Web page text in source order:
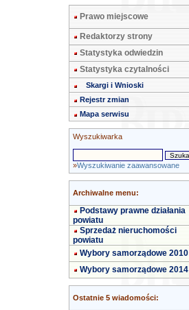
Prawo miejscowe
Redaktorzy strony
Statystyka odwiedzin
Statystyka czytalności
Skargi i Wnioski
Rejestr zmian
Mapa serwisu
Wyszukiwarka
»Wyszukiwanie zaawansowane
Archiwalne menu:
Podstawy prawne działania
powiatu
Sprzedaż nieruchomości
powiatu
Wybory samorządowe 2010
Wybory samorządowe 2014
Ostatnie 5 wiadomości: